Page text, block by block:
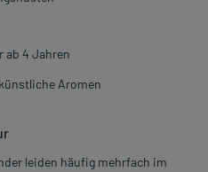
ab 4 Jahren
Aromen
leiden häufig mehrfach im